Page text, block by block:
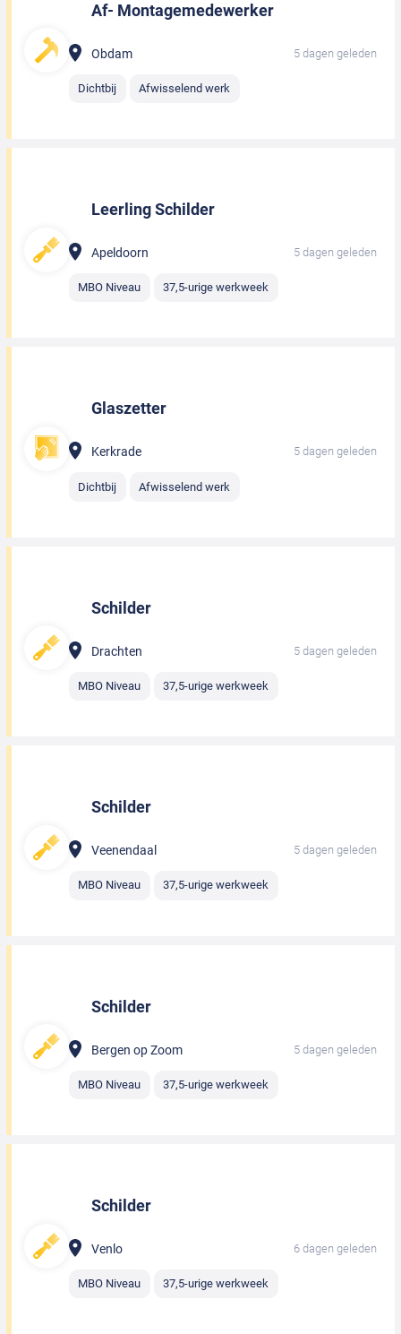
Af- Montagemedewerker
Obdam 5 dagen geleden
Dichtbij Afwisselend werk
Leerling Schilder
Apeldoorn 5 dagen geleden
MBO Niveau 37,5-urige werkweek
Glaszetter
Kerkrade 5 dagen geleden
Dichtbij Afwisselend werk
Schilder
Drachten 5 dagen geleden
MBO Niveau 37,5-urige werkweek
Schilder
Veenendaal 5 dagen geleden
MBO Niveau 37,5-urige werkweek
Schilder
Bergen op Zoom 5 dagen geleden
MBO Niveau 37,5-urige werkweek
Schilder
Venlo 6 dagen geleden
MBO Niveau 37,5-urige werkweek